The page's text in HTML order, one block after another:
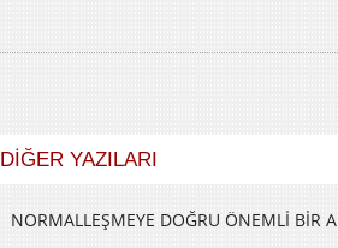
DİĞER YAZILARI
NORMALLEŞMEYE DOĞRU ÖNEMLİ BİR